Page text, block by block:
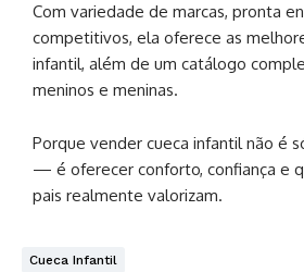
Com variedade de marcas, pronta
competitivos, ela oferece as
infantil, além de um catálogo
meninos e meninas.
Porque vender cueca infantil não é
— é oferecer conforto, confiança e
pais realmente valorizam.
Cueca Infantil